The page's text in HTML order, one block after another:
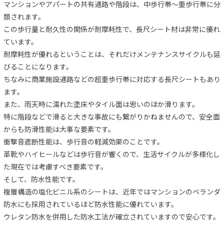
マンションやアパートの共有通路や階段は、中歩行帯～重歩行帯に分
類されます。
この歩行量と耐久性の関係が耐摩耗性で、長尺シート材は非常に優れ
ています。
耐摩耗性が優れるということは、それだけメンテナンスサイクルも延
びることになります。
ちなみに商業施設通路などの超重歩行帯に対応する長尺シートもあり
ます。
また、雨天時に濡れた塗床やタイル面は思いのほか滑ります。
特に階段などで滑ると大きな事故にも繋がりかねませんので、安全面
からも防滑性能は大事な要素です。
衝撃音遮断性能は、歩行音の軽減効果のことです。
革靴やハイヒールなどは歩行音が響くので、生活サイクルが多様化し
た現在では考慮すべき要素です。
そして、防水性能です。
複層構造の塩化ビニル系のシートは、近年ではマンションのベランダ
防水にも採用されているほど防水性能に優れています。
ウレタン防水を併用した防水工法が確立されていますので安心です。